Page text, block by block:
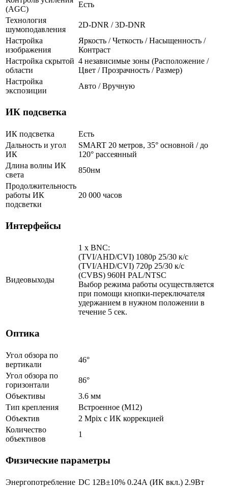
(AGC)
Есть
Технология
шумоподавления
2D-DNR / 3D-DNR
Настройка
изображения
Яркость / Четкость / Насыщенность /
Контраст
Настройка скрытой
области
4 независимые зоны (Расположение /
Цвет / Прозрачность / Размер)
Настройка
экспозиции
Авто / Вручную
ИК подсветка
ИК подсветка
Есть
Дальность и угол
ИК
SMART 20 метров, 35° основной / до
120° рассеянный
Длина волны ИК
света
850нм
Продолжительность
работы ИК
подсветки
20 000 часов
Интерфейсы
Видеовыходы
1 x BNC:
(TVI/AHD/CVI) 1080p 25/30 к/с
(TVI/AHD/CVI) 720p 25/30 к/с
(CVBS) 960H PAL/NTSC
Выбор режима работы осуществляется
при помощи кнопки-переключателя
удержанием в нужном положении в
течение 5 сек.
Оптика
Угол обзора по
вертикали
46°
Угол обзора по
горизонтали
86°
Объективы
3.6 мм
Тип крепления
Встроенное (М12)
Объектив
2 Mpix c ИК коррекцией
Количество
объективов
1
Физические параметры
Энергопотребление DC 12В±10% 0.24А (ИК вкл.) 2.9Вт